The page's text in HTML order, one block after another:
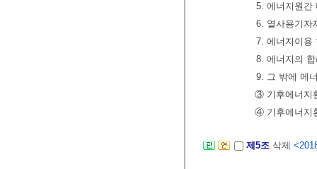
5. 에너지원간
6. 열사용기자
7. 에너지이용
8. 에너지의
9. 그 밖에 에
③ 기후에너지
④ 기후에너지
제5조 삭제